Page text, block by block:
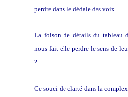
perdre dans le dédale des voix.
La foison de détails du tableau
nous fait-elle perdre le sens de
?
Ce souci de clarté dans la